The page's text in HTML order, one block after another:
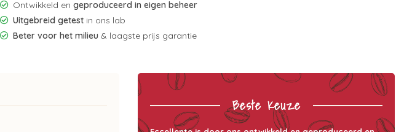
Ontwikkeld en geproduceerd in eigen beheer
Uitgebreid getest in ons lab
Beter voor het milieu & laagste prijs garantie
Beste Keuze